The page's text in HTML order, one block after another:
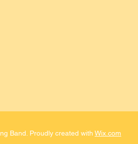
Band. Proudly created with Wix.com